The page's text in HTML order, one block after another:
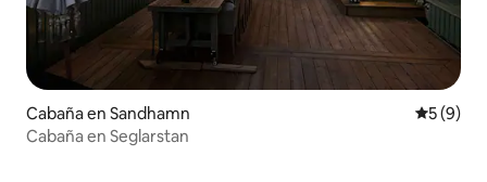
Cabaña en Sandhamn
5 (9)
Cabaña en Seglarstan